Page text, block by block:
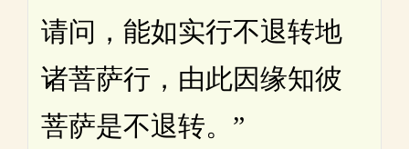
请问，能如实行不退转地
诸菩萨行，由此因缘知彼
菩萨是不退转。”